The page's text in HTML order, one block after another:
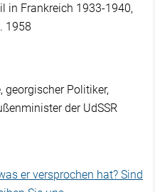
in Frankreich 1933-1940,
1958
georgischer Politiker,
der UdSSR
er versprochen hat? Sind